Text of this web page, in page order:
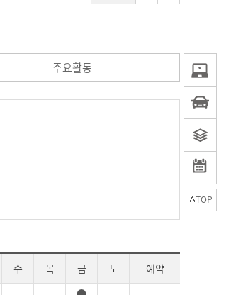
주요활동
수 목 금 토 예약
TOP